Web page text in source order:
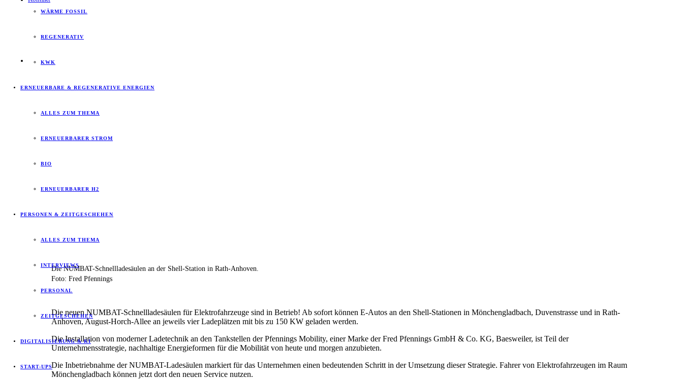
WÄRME FOSSIL
REGENERATIV
KWK
ERNEUERBARE & REGENERATIVE ENERGIEN
ALLES ZUM THEMA
ERNEUERBARER STROM
BIO
ERNEUERBARER H2
PERSONEN & ZEITGESCHEHEN
ALLES ZUM THEMA
INTERVIEWS
PERSONAL
ZEITGESCHEHEN
DIGITALISIERUNG & KI
START-UPS
Die NUMBAT-Schnellladesäulen an der Shell-Station in Rath-Anhoven.
Foto: Fred Pfennings
Die neuen NUMBAT-Schnellladesäulen für Elektrofahrzeuge sind in Betrieb! Ab sofort können E-Autos an den Shell-Stationen in Mönchengladbach, Duvenstrasse und in Rath-
Anhoven, August-Horch-Allee an jeweils vier Ladeplätzen mit bis zu 150 KW geladen werden.
Die Installation von moderner Ladetechnik an den Tankstellen der Pfennings Mobility, einer Marke der Fred Pfennings GmbH & Co. KG, Baesweiler, ist Teil der
Unternehmensstrategie, nachhaltige Energieformen für die Mobilität von heute und morgen anzubieten.
Die Inbetriebnahme der NUMBAT-Ladesäulen markiert für das Unternehmen einen bedeutenden Schritt in der Umsetzung dieser Strategie. Fahrer von Elektrofahrzeugen im Raum
Mönchengladbach können jetzt dort den neuen Service nutzen.